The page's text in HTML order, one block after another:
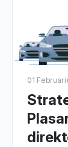
01